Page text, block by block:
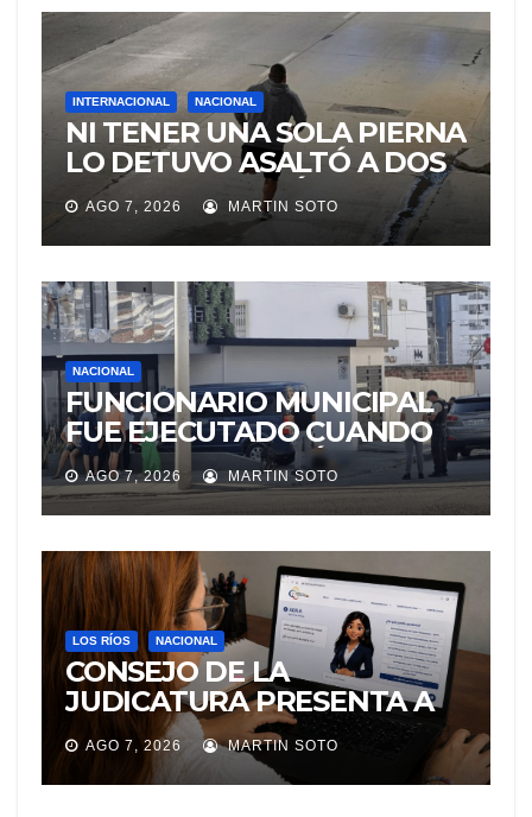
INTERNACIONAL NACIONAL
NI TENER UNA SOLA PIERNA
LO DETUVO ASALTÓ A DOS
MUJERES Y HUYÓ
BRINCANDO.
AGO 7, 2026 MARTIN SOTO
NACIONAL
FUNCIONARIO MUNICIPAL
FUE EJECUTADO CUANDO
IBA A UNA REUNIÓN DE
TRABAJO EN MANTA
AGO 7, 2026 MARTIN SOTO
LOS RÍOS NACIONAL
CONSEJO DE LA
JUDICATURA PRESENTA A
«Adila», LA ASISTENTE
VIRTUAL QUE ORIENTA A LA
CIUDADANÍA SOBRE
AGO 7, 2026 MARTIN SOTO